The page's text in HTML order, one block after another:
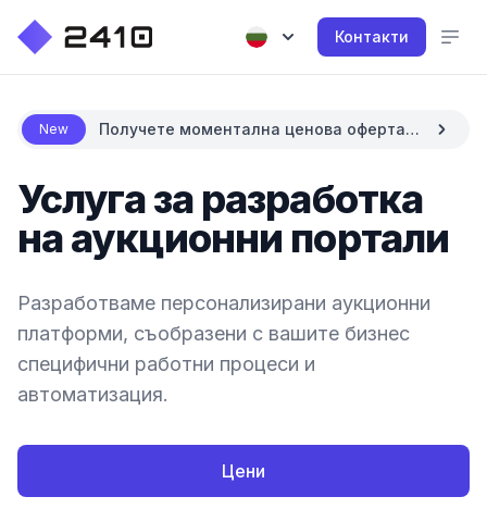
Контакти
New
Получете моментална ценова оферта с
Услуга за разработка
на аукционни портали
Разработваме персонализирани аукционни
платформи, съобразени с вашите бизнес
специфични работни процеси и
автоматизация.
Цени